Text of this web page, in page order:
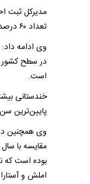
تعداد ۶۰ درصد در مناطق شهری و ۴۰ درصد در مناطق روستایی بوده است.
است.
پایین‌ترین سن ازدواج
بوده است که
املش و